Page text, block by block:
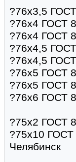
?76х3,5
?76х4 ГОСТ
?76х4 ГОСТ
?76х4,5
?76х4,5
?76х5 ГОСТ
?76х5 ГОСТ
?76х6 ГОСТ
?75х2 ГОСТ
?75х10 ГОСТ
Челябинск